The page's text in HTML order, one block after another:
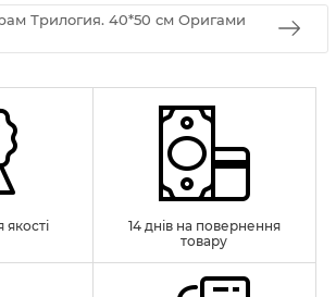
Трилогия. 40*50 см Оригами
якості
14 днів на повернення
товару